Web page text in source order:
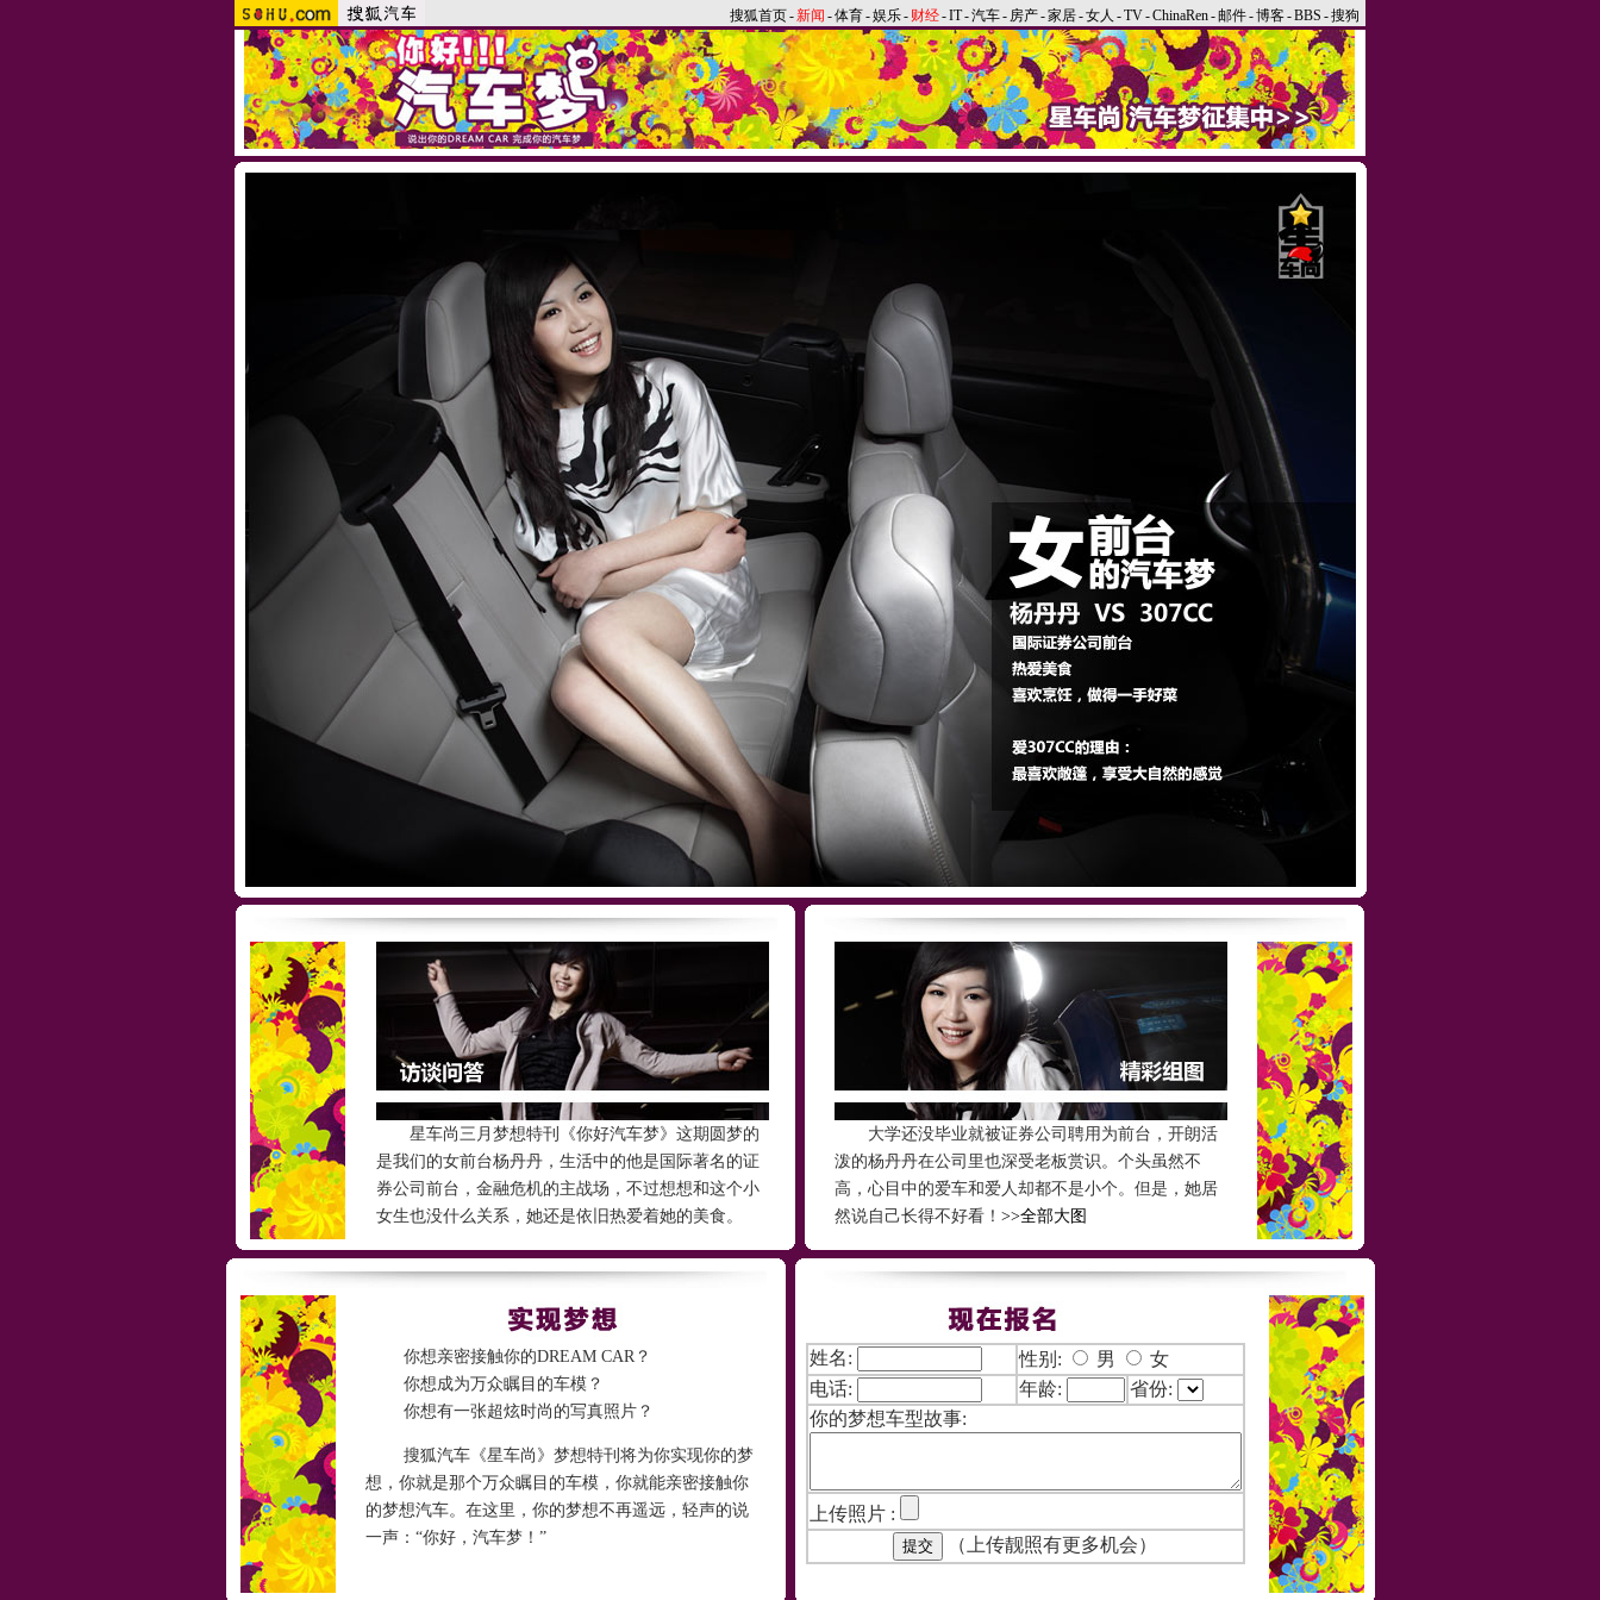
搜狐首页-新闻 -体育-娱乐- 财经-IT-汽车- 房产-家居-女人 -TV-ChinaRen-邮件-博客-BBS -搜狗
星车尚三月梦想特刊《你好汽车梦》这期圆梦的
是我们的女前台杨丹丹，生活中的他是国际著名的证
券公司前台，金融危机的主战场，不过想想和这个小
女生也没什么关系，她还是依旧热爱着她的美食。
大学还没毕业就被证券公司聘用为前台，开朗活
泼的杨丹丹在公司里也深受老板赏识。个头虽然不
高，心目中的爱车和爱人却都不是小个。但是，她居
然说自己长得不好看！ >>全部大图
你想亲密接触你的DREAM CAR？
你想成为万众瞩目的车模？
你想有一张超炫时尚的写真照片？
搜狐汽车《星车尚》梦想特刊将为你实现你的梦
想，你就是那个万众瞩目的车模，你就能亲密接触你
的梦想汽车。在这里，你的梦想不再遥远，轻声的说
一声：“你好，汽车梦！”
姓名: 性别: 男
女
电话:
年龄:
省份:
你的梦想车型故事:
上传照片 :
（上传靓照有更多机会）